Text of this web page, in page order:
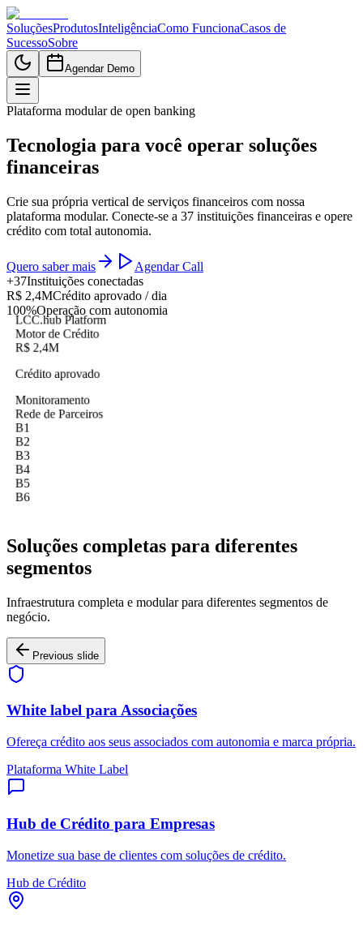
SoluçõesProdutosInteligênciaComo FuncionaCasos de
SucessoSobre
Agendar Demo
Plataforma modular de open banking
Tecnologia para você operar soluções
financeiras
Crie sua própria vertical de serviços financeiros com nossa
plataforma modular. Conecte-se a 37 instituições financeiras e opere
crédito com total autonomia.
Quero saber mais
Agendar Call
+37Instituições conectadas
R$ 2,4MCrédito aprovado / dia
100%Operação com autonomia
LCC.hub Platform
Motor de Crédito
R$ 2,4M
Crédito aprovado
Monitoramento
Rede de Parceiros
B1
B2
B3
B4
B5
B6
Soluções completas para diferentes
segmentos
Infraestrutura completa e modular para diferentes segmentos de
negócio.
Previous slide
White label para Associações
Ofereça crédito aos seus associados com autonomia e marca própria.
Plataforma White Label
Hub de Crédito para Empresas
Monetize sua base de clientes com soluções de crédito.
Hub de Crédito